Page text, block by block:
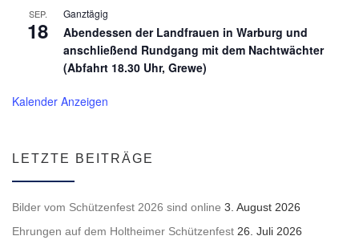
SEP.
18
Ganztägig
Abendessen der Landfrauen in Warburg und
anschließend Rundgang mit dem Nachtwächter
(Abfahrt 18.30 Uhr, Grewe)
Kalender Anzeigen
LETZTE BEITRÄGE
Bilder vom Schützenfest 2026 sind online 3. August 2026
Ehrungen auf dem Holtheimer Schützenfest 26. Juli 2026